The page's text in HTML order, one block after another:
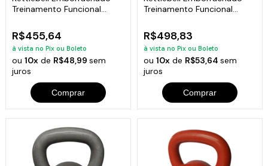
Treinamento Funcional
R$455,64
à vista no Pix ou Boleto
ou10x de R$48,99sem
juros
Comprar
Treinamento Funcional
R$498,83
à vista no Pix ou Boleto
ou 10xde R$53,64 sem
juros
Comprar